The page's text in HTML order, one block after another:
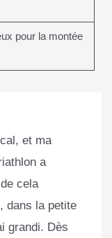
pour la montée
et ma
a
cela
dans la petite
grandi. Dès